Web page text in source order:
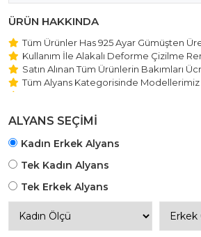
ÜRÜN HAKKINDA
Tüm Ürünler Has 925 Ayar Gümüşten
Kullanım İle Alakalı Deforme Çizilme
Satın Alınan Tüm Ürünlerin Bakımları
Tüm Alyans Kategorisinde Modellerimiz
Beştaş Tektaş Kolye ve Bileklik
ALYANS SEÇİMİ
Kadın Erkek Alyans
Tek Kadın Alyans
Tek Erkek Alyans